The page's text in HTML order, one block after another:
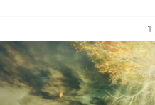
1